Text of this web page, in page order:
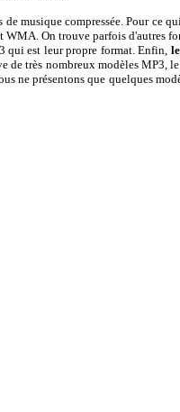
musique compressée. Pour ce
On trouve parfois d'autres
qui est leur propre format. Enfin,
de très nombreux modèles MP3,
ne présentons que quelques